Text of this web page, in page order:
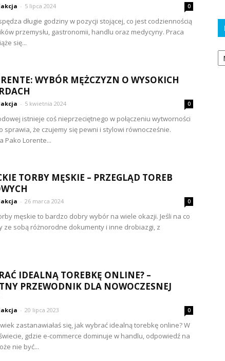
- 5 lipca 2024 0
długie godziny w pozycji stojącej, co jest codziennością
przemysłu, gastronomii, handlu oraz medycyny. Praca
się...
WYBÓR MĘŻCZYZN O WYSOKICH
- 5 kwietnia 2024 0
istnieje coś nieprzeciętnego w połączeniu wytworności
sprawia, że czujemy się pewni i stylowi równocześnie.
Pako Lorente...
TORBY MĘSKIE – PRZEGLĄD TOREB
- 26 marca 2024 0
męskie to bardzo dobry wybór na wiele okazji. Jeśli na co
ze sobą różnorodne dokumenty i inne drobiazgi, z
IDEALNĄ TOREBKĘ ONLINE? –
PRZEWODNIK DLA NOWOCZESNEJ
- 20 lipca 2023 0
zastanawiałaś się, jak wybrać idealną torebkę online? W
gdzie e-commerce dominuje w handlu, odpowiedź na
nie być...